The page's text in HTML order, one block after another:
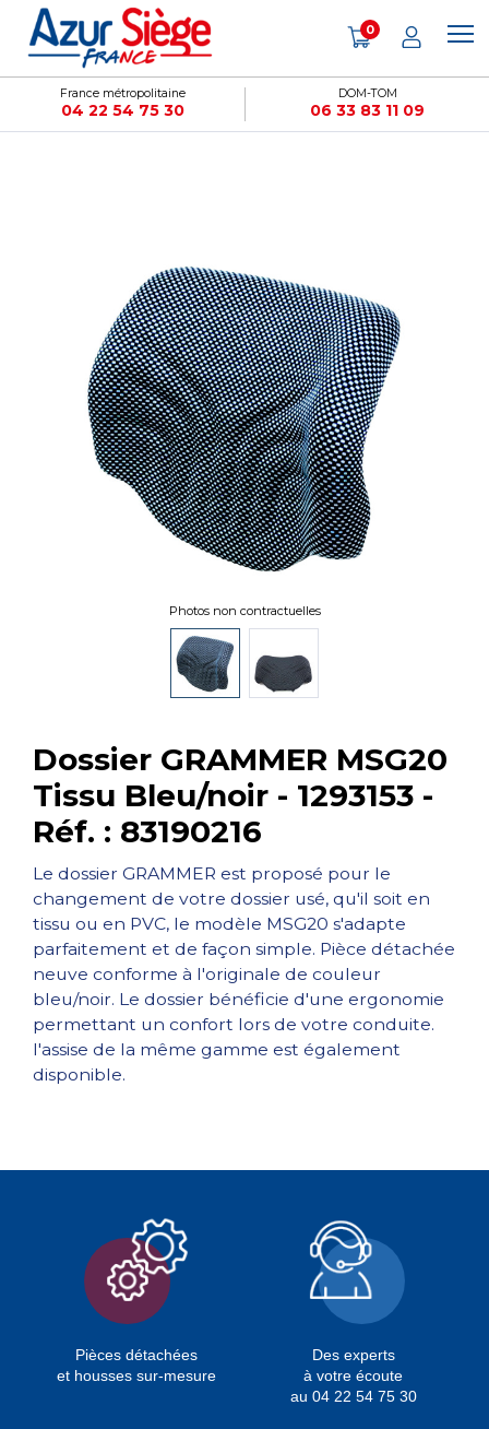
France métropolitaine
04 22 54 75 30
DOM-TOM
06 33 83 11 09
0
Dossier GRAMMER MSG20
Tissu Bleu/noir - 1293153 -
Réf. : 83190216
Le dossier GRAMMER est proposé pour le
changement de votre dossier usé, qu'il soit en
tissu ou en PVC, le modèle MSG20 s'adapte
parfaitement et de façon simple. Pièce détachée
neuve conforme à l'originale de couleur
bleu/noir. Le dossier bénéficie d'une ergonomie
permettant un confort lors de votre conduite.
l'assise de la même gamme est également
disponible.
Photos non contractuelles
Pièces détachées
et housses sur-mesure
Des experts
à votre écoute
au 04 22 54 75 30
Panneau de gestion des cookies